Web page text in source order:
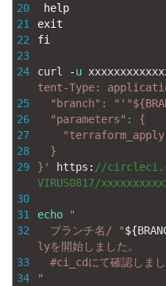
20
21
22
23
24
25
26
27
28
29
30
31
32
33
34
help
exit
fi
curl -u
tent-Type:
"branch": "'
"parameters": {
}
}'
https : //
VIRUS0817/
echo
"
ブランチ名/ "${
lyを開始しました。
#ci_cdにて確認しまし
"